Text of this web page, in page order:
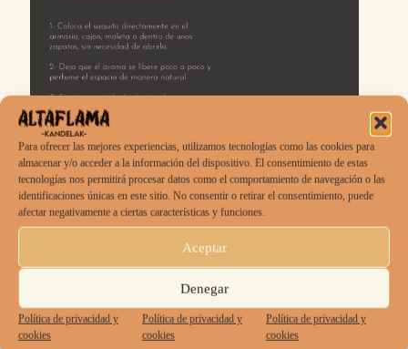
Para ofrecer las mejores experiencias, utilizamos tecnologías como las cookies para
almacenar y/o acceder a la información del dispositivo. El consentimiento de estas
tecnologías nos permitirá procesar datos como el comportamiento de navegación o las
identificaciones únicas en este sitio. No consentir o retirar el consentimiento, puede
afectar negativamente a ciertas características y funciones.
Aceptar
Denegar
Política de privacidad y
cookies
Política de privacidad y
cookies
Política de privacidad y
cookies
Waxmelts – Carrot Spice Latte – café con tarta de
zanahoria